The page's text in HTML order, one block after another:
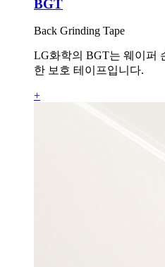
BGT
Back Grinding Tape
LG화학의 BGT는 웨이퍼
한 보호 테이프입니다.
+